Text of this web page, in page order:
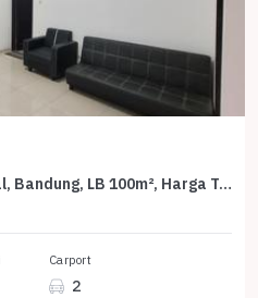
Rumah Dijual di Batununggal, Bandung, LB 100m², Harga Terbaik!
Carport
2